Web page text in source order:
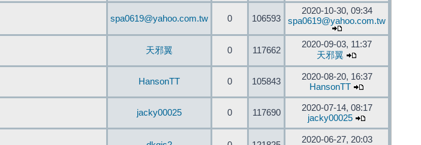
spa0619@yahoo.com.tw 0 106593
2020-10-30, 09:34
spa0619@yahoo.com.tw
天邪翼 0 117662
2020-09-03, 11:37
天邪翼
HansonTT 0 105843
2020-08-20, 16:37
HansonTT
jacky00025 0 117690
2020-07-14, 08:17
jacky00025
2020-06-27, 20:03